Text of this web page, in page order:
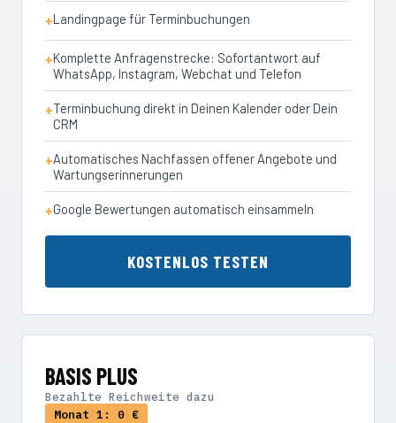
Landingpage für Terminbuchungen
Komplette Anfragenstrecke: Sofortantwort auf
WhatsApp, Instagram, Webchat und Telefon
Terminbuchung direkt in Deinen Kalender oder Dein
CRM
Automatisches Nachfassen offener Angebote und
Wartungserinnerungen
Google Bewertungen automatisch einsammeln
KOSTENLOS TESTEN
BASIS PLUS
Bezahlte Reichweite dazu
Monat 1: 0 €